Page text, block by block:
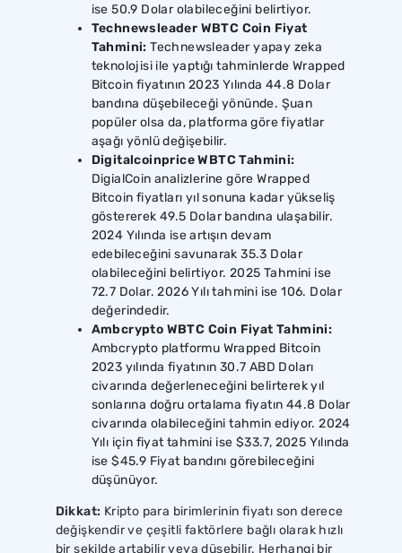
ise 50.9 Dolar olabileceğini belirtiyor.
Technewsleader WBTC Coin Fiyat
Tahmini: Technewsleader yapay zeka
teknolojisi ile yaptığı tahminlerde Wrapped
Bitcoin fiyatının 2023 Yılında 44.8 Dolar
bandına düşebileceği yönünde. Şuan
popüler olsa da, platforma göre fiyatlar
aşağı yönlü değişebilir.
Digitalcoinprice WBTC Tahmini:
DigialCoin analizlerine göre Wrapped
Bitcoin fiyatları yıl sonuna kadar yükseliş
göstererek 49.5 Dolar bandına ulaşabilir.
2024 Yılında ise artışın devam
edebileceğini savunarak 35.3 Dolar
olabileceğini belirtiyor. 2025 Tahmini ise
72.7 Dolar. 2026 Yılı tahmini ise 106. Dolar
değerindedir.
Ambcrypto WBTC Coin Fiyat Tahmini:
Ambcrypto platformu Wrapped Bitcoin
2023 yılında fiyatının 30.7 ABD Doları
civarında değerleneceğini belirterek yıl
sonlarına doğru ortalama fiyatın 44.8 Dolar
civarında olabileceğini tahmin ediyor. 2024
Yılı için fiyat tahmini ise $33.7, 2025 Yılında
ise $45.9 Fiyat bandını görebileceğini
düşünüyor.
Dikkat: Kripto para birimlerinin fiyatı son derece
değişkendir ve çeşitli faktörlere bağlı olarak hızlı
bir şekilde artabilir veya düşebilir. Herhangi bir